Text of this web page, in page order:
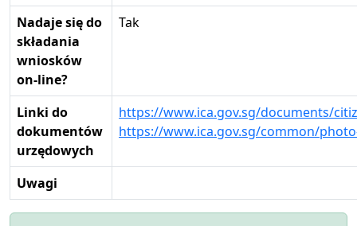
Nadaje się do
składania
wniosków
on-line?
Tak
Linki do
dokumentów
urzędowych
https://www.ica.gov.sg/documents/
https://www.ica.gov.sg/common/
Uwagi